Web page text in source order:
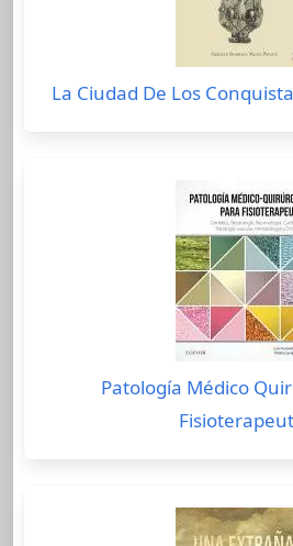
La Ciudad De Los
Patología Médico